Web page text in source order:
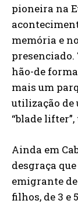
pioneira na
memória e
presenciado.
hão-de
mais um
utilização de
“blade
Ainda em
desgraça
emigrante
filhos, de 3 e